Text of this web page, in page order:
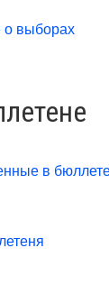
о выборах
в